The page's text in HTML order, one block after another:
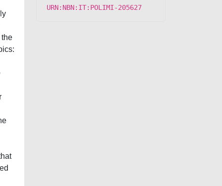
URN:NBN:IT:POLIMI-205627